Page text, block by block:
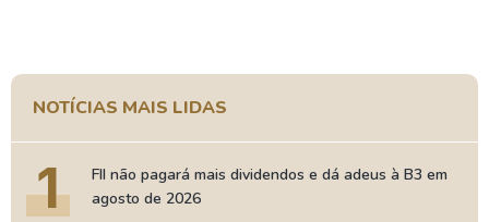
NOTÍCIAS MAIS LIDAS
1
FII não pagará mais dividendos e dá adeus à B3 em
agosto de 2026